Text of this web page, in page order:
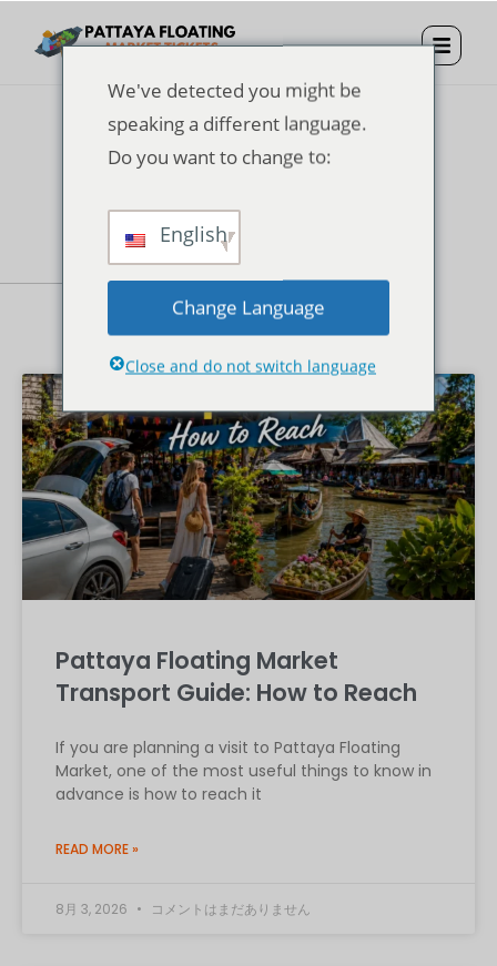
Pattaya Floating Market
Transport Guide: How to Reach
If you are planning a visit to Pattaya Floating
Market, one of the most useful things to know in
advance is how to reach it
READ MORE »
8月 3, 2026 コメントはまだありません
We've detected you might be
speaking a different language.
Do you want to change to:
English
Change Language
Close and do not switch language